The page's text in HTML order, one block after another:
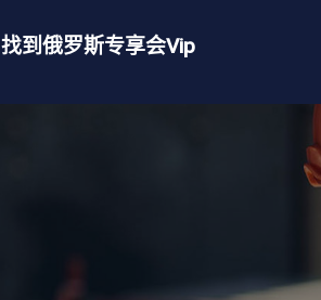
找到俄罗斯专享会vip